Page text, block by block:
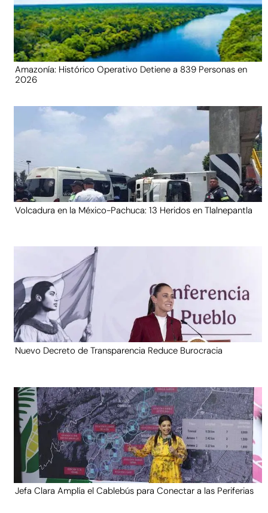
Amazonía: Histórico Operativo Detiene a 839 Personas en
2026
Volcadura en la México-Pachuca: 13 Heridos en Tlalnepantla
Nuevo Decreto de Transparencia Reduce Burocracia
Jefa Clara Amplía el Cablebús para Conectar a las Periferias